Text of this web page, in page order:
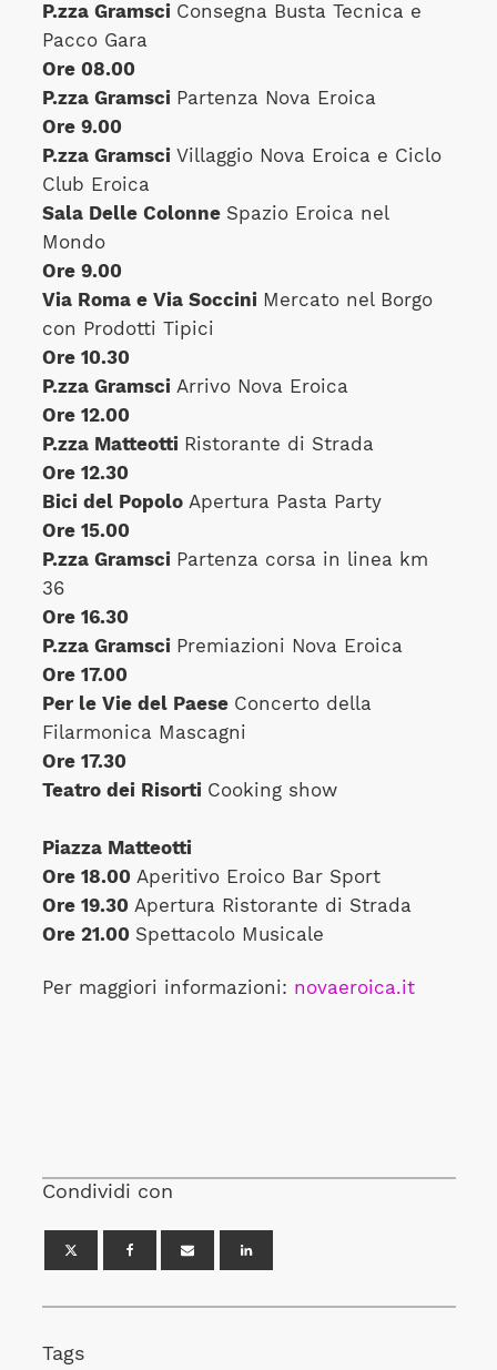
P.zza Gramsci Consegna Busta Tecnica e
Pacco Gara
Ore 08.00
P.zza Gramsci Partenza Nova Eroica
Ore 9.00
P.zza Gramsci Villaggio Nova Eroica e Ciclo
Club Eroica
Sala Delle Colonne Spazio Eroica nel
Mondo
Ore 9.00
Via Roma e Via Soccini Mercato nel Borgo
con Prodotti Tipici
Ore 10.30
P.zza Gramsci Arrivo Nova Eroica
Ore 12.00
P.zza Matteotti Ristorante di Strada
Ore 12.30
Bici del Popolo Apertura Pasta Party
Ore 15.00
P.zza Gramsci Partenza corsa in linea km
36
Ore 16.30
P.zza Gramsci Premiazioni Nova Eroica
Ore 17.00
Per le Vie del Paese Concerto della
Filarmonica Mascagni
Ore 17.30
Teatro dei Risorti Cooking show
Piazza Matteotti
Ore 18.00 Aperitivo Eroico Bar Sport
Ore 19.30 Apertura Ristorante di Strada
Ore 21.00 Spettacolo Musicale
Per maggiori informazioni: novaeroica.it
Condividi con
Tags